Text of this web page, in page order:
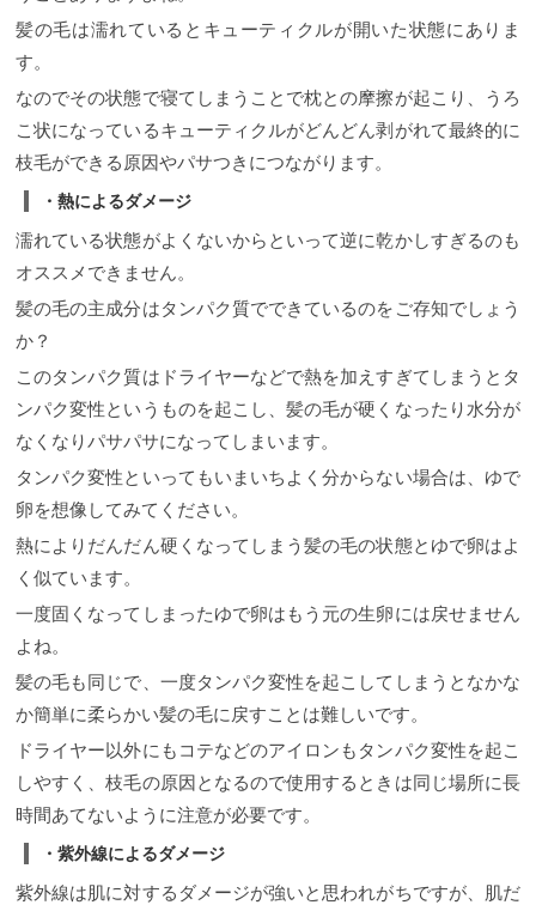
髪の毛は濡れているとキューティクルが開いた状態にありま
す。
なのでその状態で寝てしまうことで枕との摩擦が起こり、うろ
こ状になっているキューティクルがどんどん剥がれて最終的に
枝毛ができる原因やパサつきにつながります。
・熱によるダメージ
濡れている状態がよくないからといって逆に乾かしすぎるのも
オススメできません。
髪の毛の主成分はタンパク質でできているのをご存知でしょう
か？
このタンパク質はドライヤーなどで熱を加えすぎてしまうとタ
ンパク変性というものを起こし、髪の毛が硬くなったり水分が
なくなりパサパサになってしまいます。
タンパク変性といってもいまいちよく分からない場合は、ゆで
卵を想像してみてください。
熱によりだんだん硬くなってしまう髪の毛の状態とゆで卵はよ
く似ています。
一度固くなってしまったゆで卵はもう元の生卵には戻せません
よね。
髪の毛も同じで、一度タンパク変性を起こしてしまうとなかな
か簡単に柔らかい髪の毛に戻すことは難しいです。
ドライヤー以外にもコテなどのアイロンもタンパク変性を起こ
しやすく、枝毛の原因となるので使用するときは同じ場所に長
時間あてないように注意が必要です。
・紫外線によるダメージ
紫外線は肌に対するダメージが強いと思われがちですが、肌だ